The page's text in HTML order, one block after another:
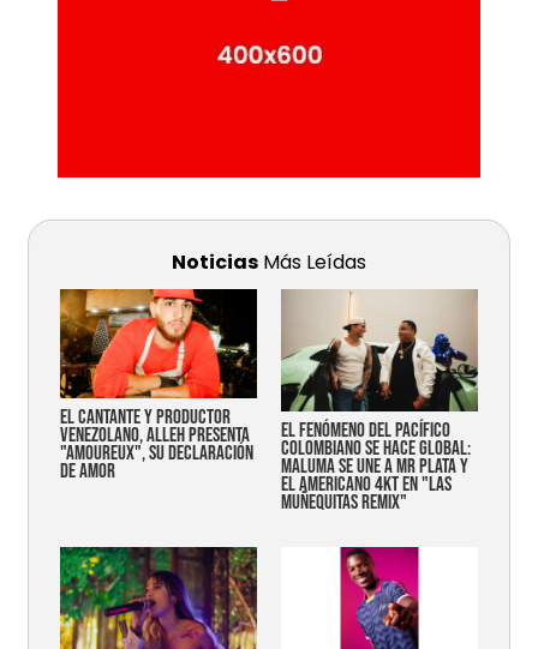
Noticias Más Leídas
EL CANTANTE Y PRODUCTOR
VENEZOLANO, ALLEH PRESENTA
"AMOUREUX", SU DECLARACIÓN
DE AMOR
EL FENÓMENO DEL PACÍFICO
COLOMBIANO SE HACE GLOBAL:
MALUMA SE UNE A MR PLATA Y
EL AMERICANO 4KT EN "LAS
MUÑEQUITAS REMIX"